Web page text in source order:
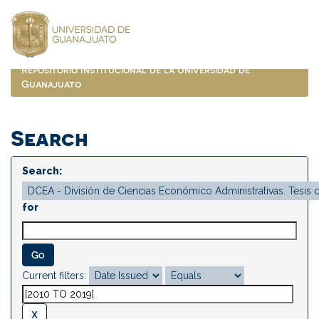
navigation
Repositorio Institucional de la Universidad de
Guanajuato
Search
Search:
for
Current filters: